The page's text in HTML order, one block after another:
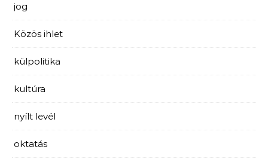
jog
Közös ihlet
külpolitika
kultúra
nyílt levél
oktatás